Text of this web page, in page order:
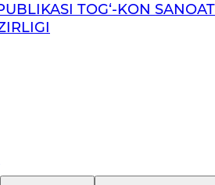
TOG‘-KON